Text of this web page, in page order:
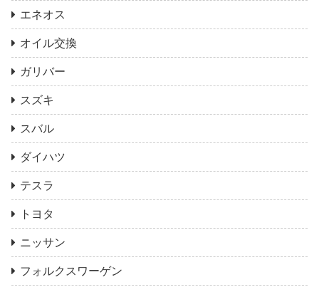
エネオス
オイル交換
ガリバー
スズキ
スバル
ダイハツ
テスラ
トヨタ
ニッサン
フォルクスワーゲン